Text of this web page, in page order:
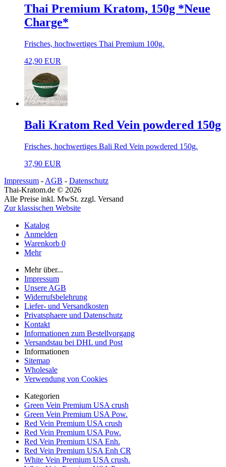
Thai Premium Kratom, 150g *Neue
Charge*
Frisches, hochwertiges Thai Premium 100g.
42,90 EUR
Bali Kratom Red Vein powdered 150g
Frisches, hochwertiges Bali Red Vein powdered 150g.
37,90 EUR
Impressum - AGB - Datenschutz
Thai-Kratom.de © 2026
Alle Preise inkl. MwSt. zzgl. Versand
Zur klassischen Website
Katalog
Anmelden
Warenkorb 0
Mehr
Mehr über...
Impressum
Unsere AGB
Widerrufsbelehrung
Liefer- und Versandkosten
Privatsphaere und Datenschutz
Kontakt
Informationen zum Bestellvorgang
Versandstau bei DHL und Post
Informationen
Sitemap
Wholesale
Verwendung von Cookies
Kategorien
Green Vein Premium USA crush
Green Vein Premium USA Pow.
Red Vein Premium USA crush
Red Vein Premium USA Pow.
Red Vein Premium USA Enh.
Red Vein Premium USA Enh CR
White Vein Premium USA crush.